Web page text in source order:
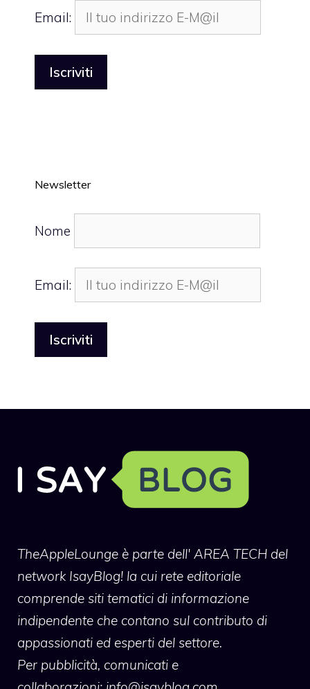
Email:
Newsletter
Nome
Email:
TheAppleLounge è parte dell' AREA TECH del
network IsayBlog! la cui rete editoriale
comprende siti tematici di informazione
indipendente che contano sul contributo di
appassionati ed esperti del settore.
Per pubblicità, comunicati e